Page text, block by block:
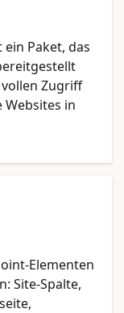
Paket, das
Zugriff
in
Elementen
Site-Spalte,